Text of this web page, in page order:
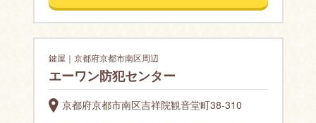
鍵屋｜京都府京都市南区周辺
エーワン防犯センター
京都府京都市南区吉祥院観音堂町38-310